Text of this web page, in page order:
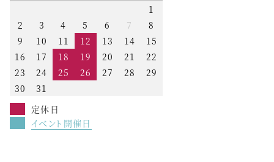
1
2
3 4 5 6 7
8
9
10 11 12 13 14
15
16
17 18 19 20 21
22
23
24 25 26 27 28
29
30
31
定休日
イベント開催日